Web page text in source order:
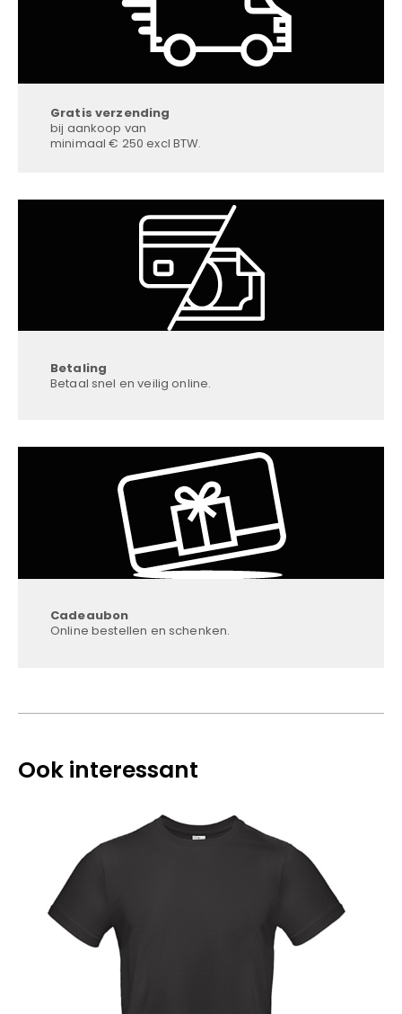
Gratis verzending
bij aankoop van
minimaal € 250 excl BTW.
Betaling
Betaal snel en veilig online.
Cadeaubon
Online bestellen en schenken.
Ook interessant